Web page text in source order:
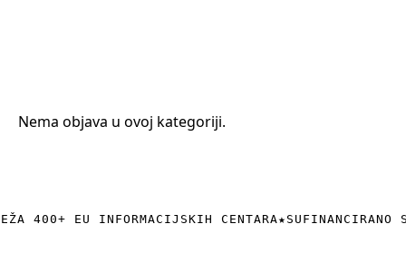
Nema objava u ovoj kategoriji.
400+ EU INFORMACIJSKIH CENTARA★ SUFINANCIRANO